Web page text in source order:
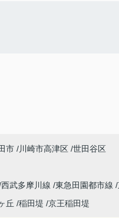
市 川崎市高津区 世田谷区
西武多摩川線 東急田園都市線
丘 稲田堤 京王稲田堤